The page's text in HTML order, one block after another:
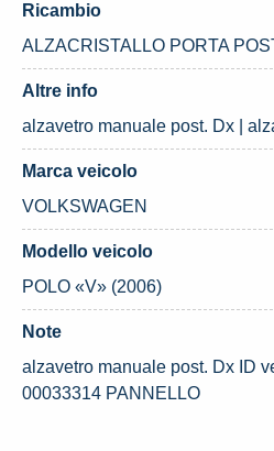
Ricambio
ALZACRISTALLO PORTA
Altre info
alzavetro manuale post. Dx |
Marca veicolo
VOLKSWAGEN
Modello veicolo
POLO «V» (2006)
Note
alzavetro manuale post. Dx ID
00033314 PANNELLO